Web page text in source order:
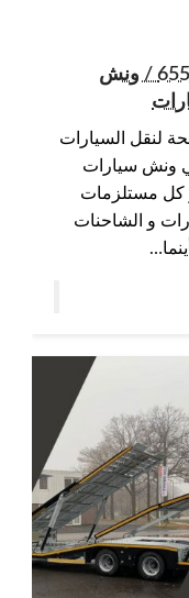
ونش مدينة صباح الاحمد / 65557275 / ونش
لنقل السيارات
ونش سيارات
كل مستلزمات
و الشاحنات